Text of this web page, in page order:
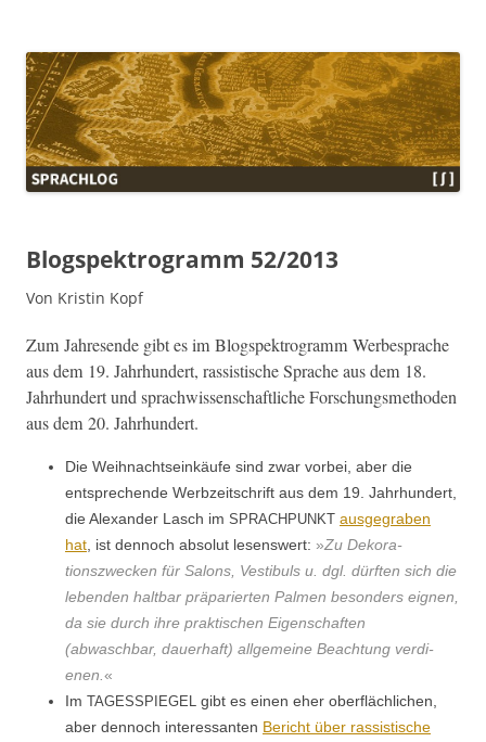
Blogspektrogramm 52/2013
Von Kristin Kopf
Zum Jahre­sende gibt es im Blogspek­tro­gramm Werbe­sprache
aus dem 19. Jahrhun­dert, ras­sis­tis­che Sprache aus dem 18.
Jahrhun­dert und sprach­wis­senschaftliche Forschungsmeth­o­d­en
aus dem 20. Jahrhundert.
Die Wei­h­nacht­seinkäufe sind zwar vor­bei, aber die
entsprechende Wer­bzeitschrift aus dem 19. Jahrhun­dert,
die Alexan­der Lasch im SPRACHPUNKT aus­ge­graben
hat , ist den­noch abso­lut lesenswert: »Zu Deko­ra­
tionszweck­en für Salons, Vestibuls u. dgl. dürften sich die
leben­den halt­bar prä­pari­erten Pal­men beson­ders eignen,
da sie durch ihre prak­tis­chen Eigen­schaften
(abwaschbar, dauer­haft) all­ge­meine Beach­tung ver­di­
enen. «
Im TAGESSPIEGEL gibt es einen eher ober­fläch­lichen,
aber den­noch inter­es­san­ten Bericht über ras­sis­tis­che